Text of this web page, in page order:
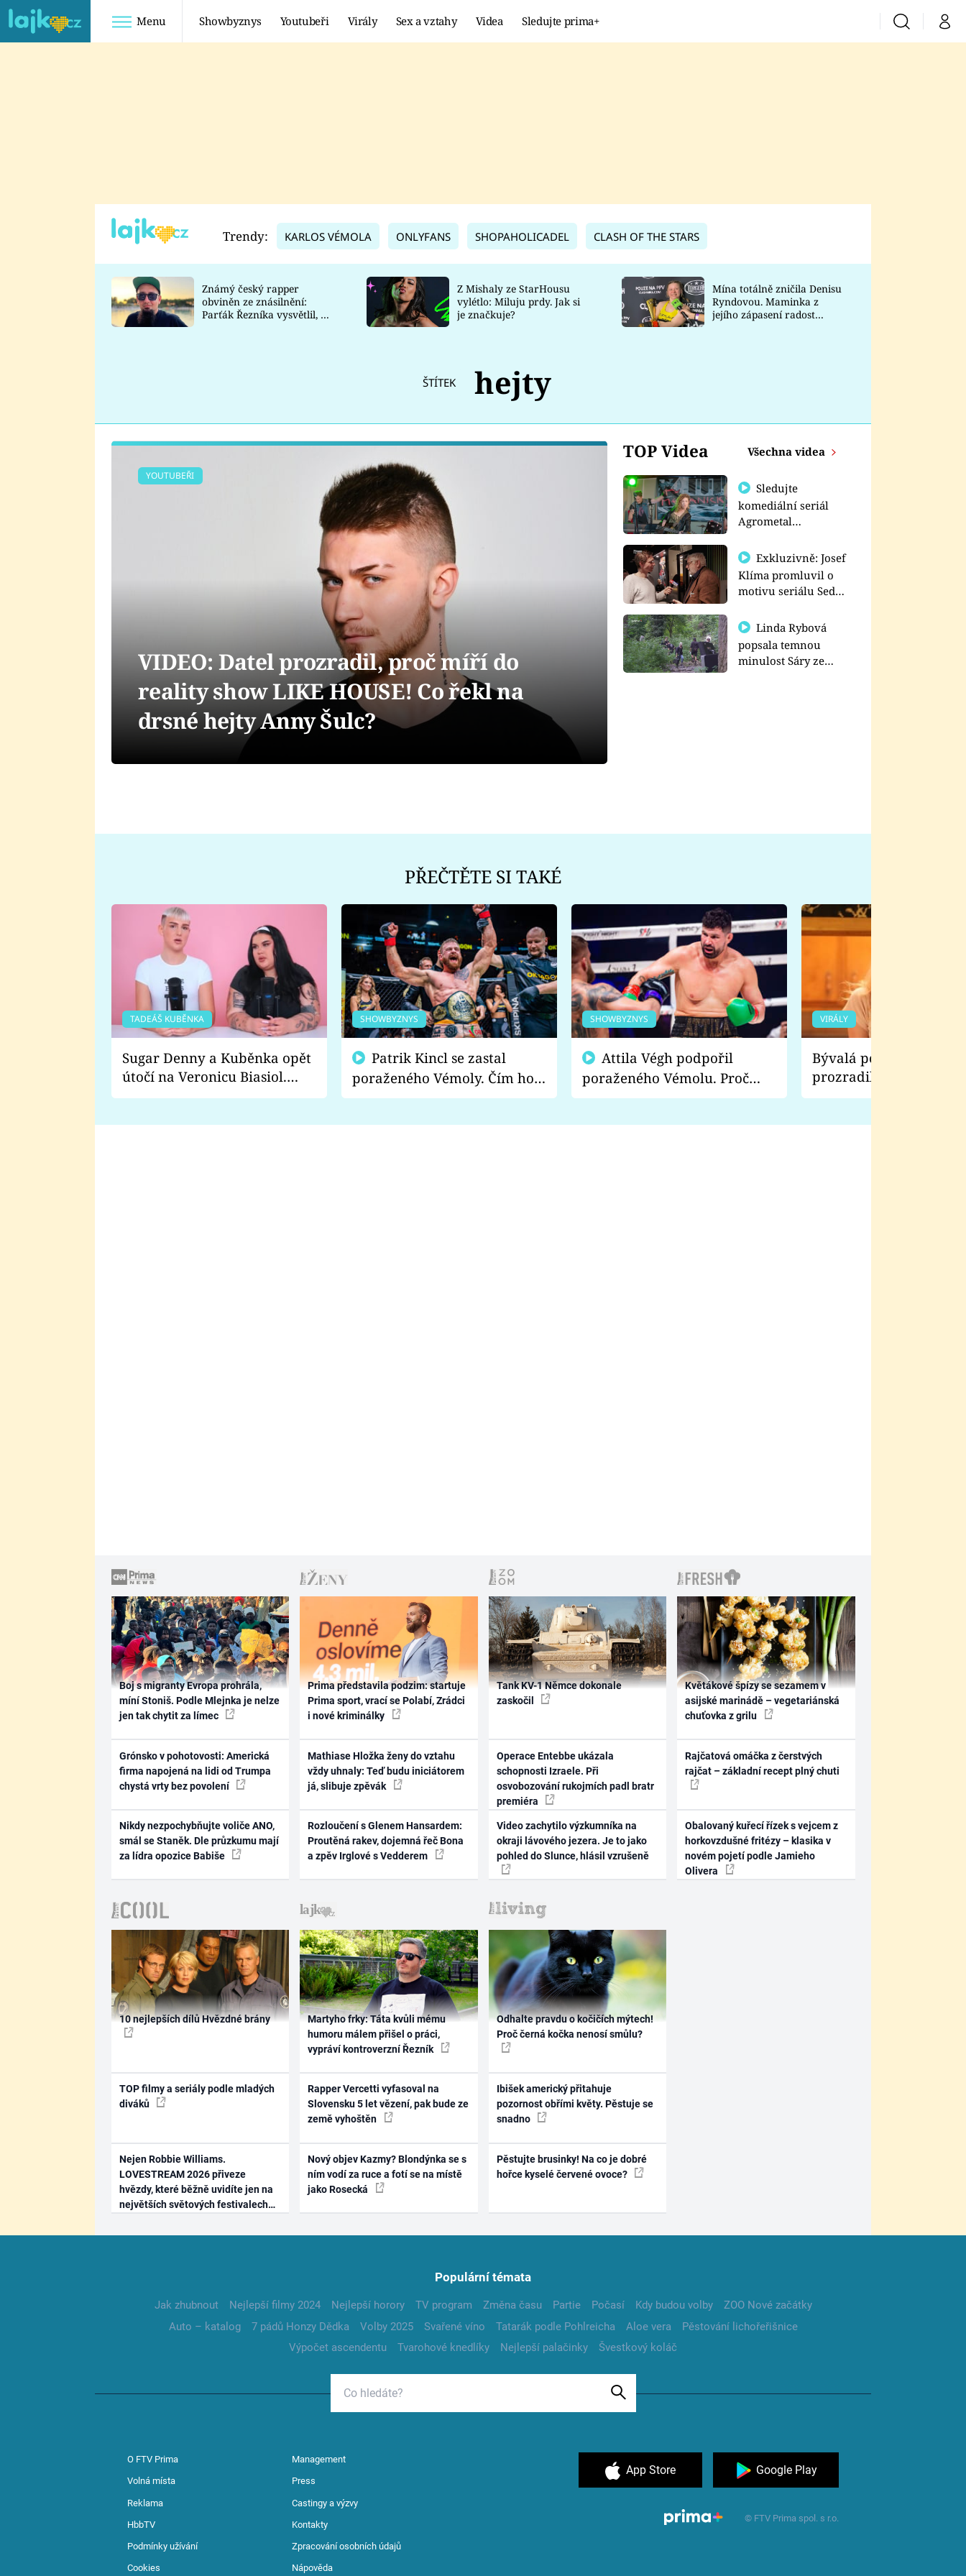
Menu Showbyznys Youtubeři Virály Sex a vztahy Videa Sledujte prima+ VyhledáváníMůj
TADEÁŠ KUBĚNKA
DATEL
Prima Lajk
Sledujte nás
Trendy: KARLOS VÉMOLA ONLYFANS SHOPAHOLICADEL CLASH OF THE STARS
Známý český rapper
obviněn ze znásilnění:
Parťák Řezníka vysvětlil, co
Z Mishaly ze StarHousu
vylétlo: Miluju prdy. Jak si
je značkuje?
Mína totálně zničila Denisu
Ryndovou. Maminka z
jejího zápasení radost
ŠTÍTEK hejty
TOP Videa Všechna videa
Sledujte
komediální seriál
Agrometal
prima+
Exkluzivně: Josef
Klíma promluvil o
motivu seriálu Sedm
Linda Rybová
popsala temnou
minulost Sáry ze
YOUTUBEŘI
VIDEO: Datel prozradil, proč míří do
reality show LIKE HOUSE! Co řekl na
drsné hejty Anny Šulc?
PŘEČTĚTE SI TAKÉ
TADEÁŠ KUBĚNKA
Sugar Denny a Kuběnka opět
útočí na Veronicu Biasiol.
Proč je podle nich falešná a
SHOWBYZNYS
poraženého Vémoly. Čím ho
fanoušci naštvali?
SHOWBYZNYS
poraženého Vémolu. Proč
chce raději zápasit s ním než
VIRÁLY
Bývalá pornoherečka
prozradila, co ji
natáčení Euforie.
Boj s migranty Evropa prohrála,
míní Stoniš. Podle Mlejnka je nelze
jen tak chytit za límec
Grónsko v pohotovosti: Americká
firma napojená na lidi od Trumpa
chystá vrty bez povolení
Nikdy nezpochybňujte voliče ANO,
smál se Staněk. Dle průzkumu mají
za lídra opozice Babiše
Prima představila podzim: startuje
Prima sport, vrací se Polabí, Zrádci
i nové kriminálky
Mathiase Hložka ženy do vztahu
vždy uhnaly: Teď budu iniciátorem
já, slibuje zpěvák
Rozloučení s Glenem Hansardem:
Proutěná rakev, dojemná řeč Bona
a zpěv Irglové s Vedderem
Tank KV-1 Němce dokonale
zaskočil
Operace Entebbe ukázala
schopnosti Izraele. Při
osvobozování rukojmích padl bratr
premiéra
Video zachytilo výzkumníka na
okraji lávového jezera. Je to jako
pohled do Slunce, hlásil vzrušeně
Květákové špízy se sezamem v
asijské marinádě – vegetariánská
chuťovka z grilu
Rajčatová omáčka z čerstvých
rajčat – základní recept plný chuti
Obalovaný kuřecí řízek s vejcem z
horkovzdušné fritézy – klasika v
novém pojetí podle Jamieho
Olivera
10 nejlepších dílů Hvězdné brány
TOP filmy a seriály podle mladých
diváků
Nejen Robbie Williams.
LOVESTREAM 2026 přiveze
hvězdy, které běžně uvidíte jen na
největších světových festivalech
Martyho frky: Táta kvůli mému
humoru málem přišel o práci,
vypráví kontroverzní Řezník
Rapper Vercetti vyfasoval na
Slovensku 5 let vězení, pak bude ze
země vyhoštěn
Nový objev Kazmy? Blondýnka se s
ním vodí za ruce a fotí se na místě
jako Rosecká
Odhalte pravdu o kočičích mýtech!
Proč černá kočka nenosí smůlu?
Ibišek americký přitahuje
pozornost obřími květy. Pěstuje se
snadno
Pěstujte brusinky! Na co je dobré
hořce kyselé červené ovoce?
Populární témata
Jak zhubnout Nejlepší filmy 2024 Nejlepší horory TV program Změna času Partie Počasí Kdy budou volby
ZOO Nové začátky
Auto – katalog
7 pádů Honzy Dědka Volby 2025 Svařené víno Tatarák podle Pohlreicha Aloe vera
Pěstování lichořeřišnice
Výpočet ascendentu
Tvarohové knedlíky Nejlepší palačinky Švestkový koláč
O FTV Prima Management
Volná místa Press
Reklama Castingy a výzvy
HbbTV Kontakty
Podmínky užívání Zpracování osobních údajů
Cookies Nápověda
App Store Google Play
© FTV Prima spol. s r.o.